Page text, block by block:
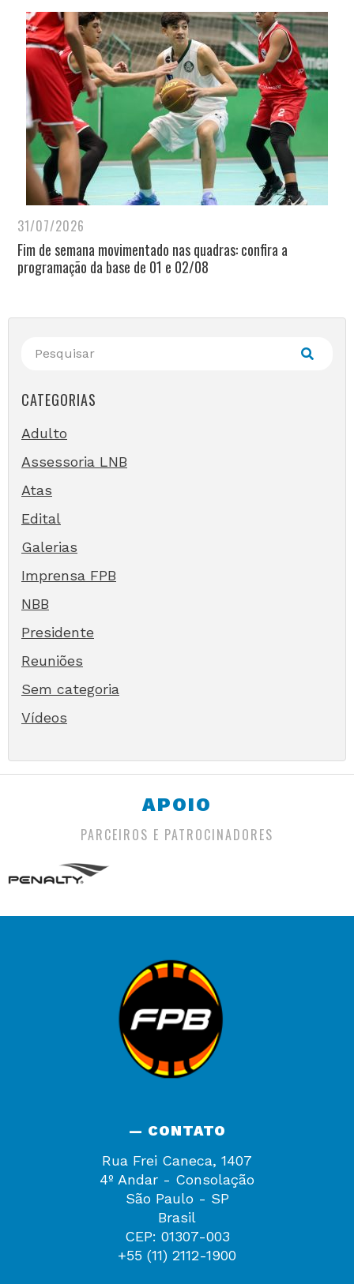
31/07/2026
Fim de semana movimentado nas quadras: confira a
programação da base de 01 e 02/08
CATEGORIAS
Adulto
Assessoria LNB
Atas
Edital
Galerias
Imprensa FPB
NBB
Presidente
Reuniões
Sem categoria
Vídeos
APOIO
PARCEIROS E PATROCINADORES
— CONTATO
Rua Frei Caneca, 1407
4º Andar - Consolação
São Paulo - SP
Brasil
CEP: 01307-003
+55 (11) 2112-1900